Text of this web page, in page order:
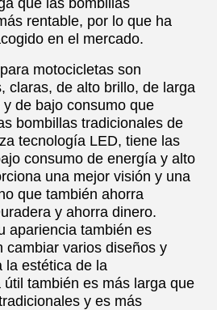
que las bombillas
rentable, por lo que ha
en el mercado.
motocicletas son
claras, de alto brillo, de larga
de bajo consumo que
bombillas tradicionales de
tecnología LED, tiene las
consumo de energía y alto
una mejor visión y una
que también ahorra
y ahorra dinero.
apariencia también es
cambiar varios diseños y
la estética de la
también es más larga que
y es más